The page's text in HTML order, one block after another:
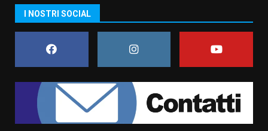
Pesce Spada: appuntamento a
sabato 8 agosto
5 Agosto 2026 06:10
1
cittadina di Fratelli d’Italia,
pronta a tornare in Consiglio
comunale
I NOSTRI SOCIAL